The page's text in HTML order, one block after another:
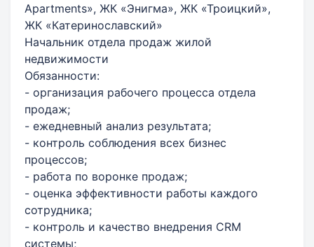
Apartments», ЖК «Энигма», ЖК «Троицкий»,
ЖК «Катеринославский»
Начальник отдела продаж жилой
недвижимости
Обязанности:
- организация рабочего процесса отдела
продаж;
- ежедневный анализ результата;
- контроль соблюдения всех бизнес
процессов;
- работа по воронке продаж;
- оценка эффективности работы каждого
сотрудника;
- контроль и качество внедрения CRM
системы;